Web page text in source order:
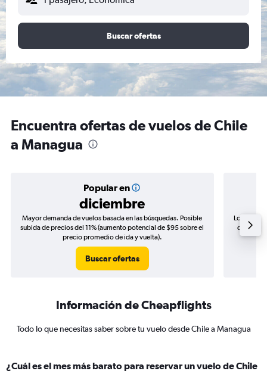
Buscar ofertas
Encuentra ofertas de vuelos de Chile
a Managua
Popular en
diciembre
Mayor demanda de vuelos basada en las búsquedas. Posible
subida de precios del 11% (aumento potencial de $95 sobre el
precio promedio de ida y vuelta).
Buscar ofertas
Los
de
Información de Cheapflights
Todo lo que necesitas saber sobre tu vuelo desde Chile a Managua
¿Cuál es el mes más barato para reservar un vuelo de Chile